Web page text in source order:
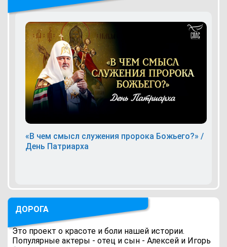
«В чем смысл служения пророка Божьего?» /
День Патриарха
ДОРОГА
Это проект о красоте и боли нашей истории.
Популярные актеры - отец и сын - Алексей и Игорь